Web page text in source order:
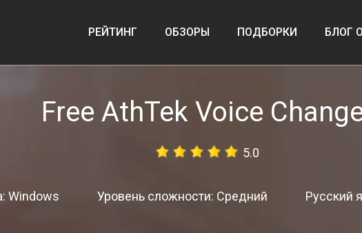
РЕЙТИНГ ОБЗОРЫ ПОДБОРКИ БЛОГ
Free AthTek Voice
5.0
Windows Уровень сложности: Средний Русский